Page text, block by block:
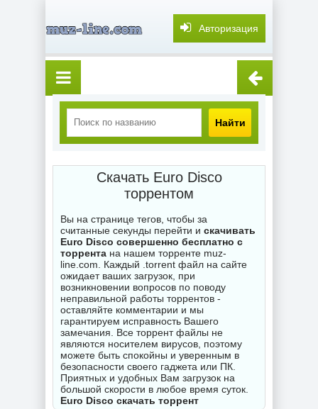
Авторизация
Найти
Скачать Euro Disco
торрентом
Вы на странице тегов, чтобы за
считанные секунды перейти и скачивать
Euro Disco совершенно бесплатно с
торрента на нашем торренте muz-
line.com. Каждый .torrent файл на сайте
ожидает ваших загрузок, при
возникновении вопросов по поводу
неправильной работы торрентов -
оставляйте комментарии и мы
гарантируем исправность Вашего
замечания. Все торрент файлы не
являются носителем вирусов, поэтому
можете быть спокойны и уверенным в
безопасности своего гаджета или ПК.
Приятных и удобных Вам загрузок на
большой скорости в любое время суток.
Euro Disco скачать торрент